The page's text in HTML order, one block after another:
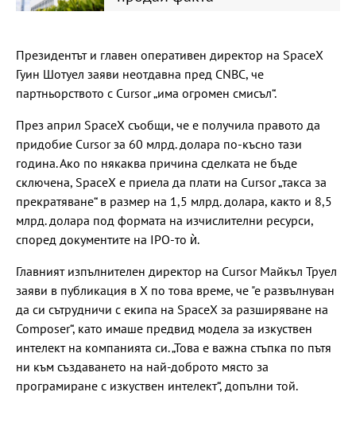
Президентът и главен оперативен директор на SpaceX
Гуин Шотуел заяви неотдавна пред CNBC, че
партньорството с Cursor „има огромен смисъл“.
През април SpaceX съобщи, че е получила правото да
придобие Cursor за 60 млрд. долара по-късно тази
година. Ако по някаква причина сделката не бъде
сключена, SpaceX е приела да плати на Cursor „такса за
прекратяване“ в размер на 1,5 млрд. долара, както и 8,5
млрд. долара под формата на изчислителни ресурси,
според документите на IPO-то ѝ.
Главният изпълнителен директор на Cursor Майкъл Труел
заяви в публикация в Х по това време, че "е развълнуван
да си сътрудничи с екипа на SpaceX за разширяване на
Composer“, като имаше предвид модела за изкуствен
интелект на компанията си. „Това е важна стъпка по пътя
ни към създаването на най-доброто място за
програмиране с изкуствен интелект“, допълни той.